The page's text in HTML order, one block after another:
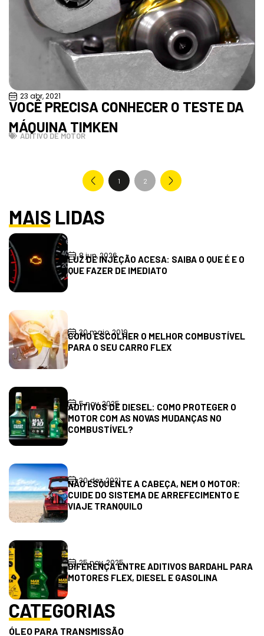
23 abr, 2021
VOCÊ PRECISA CONHECER O TESTE DA
MÁQUINA TIMKEN
ADITIVO DE MOTOR
1 2
MAIS LIDAS
8 jun, 2026
LUZ DE INJEÇÃO ACESA: SAIBA O QUE É E O
QUE FAZER DE IMEDIATO
30 maio, 2019
COMO ESCOLHER O MELHOR COMBUSTÍVEL
PARA O SEU CARRO FLEX
5 nov, 2025
ADITIVOS DE DIESEL: COMO PROTEGER O
MOTOR COM AS NOVAS MUDANÇAS NO
COMBUSTÍVEL?
30 dez, 2021
NÃO ESQUENTE A CABEÇA, NEM O MOTOR:
CUIDE DO SISTEMA DE ARREFECIMENTO E
VIAJE TRANQUILO
25 nov, 2025
DIFERENÇA ENTRE ADITIVOS BARDAHL PARA
MOTORES FLEX, DIESEL E GASOLINA
CATEGORIAS
ÓLEO PARA TRANSMISSÃO